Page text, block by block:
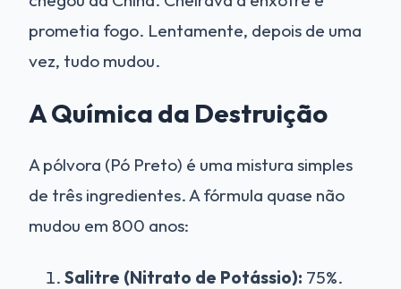
prometia fogo. Lentamente, depois de uma
vez, tudo mudou.
A Química da Destruição
A pólvora (Pó Preto) é uma mistura simples
de três ingredientes. A fórmula quase não
mudou em 800 anos:
Salitre (Nitrato de Potássio): 75%.